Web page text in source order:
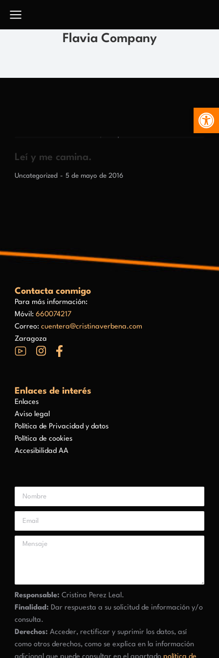
Flavia Company
Leí y me camina.
Uncategorized 5 de mayo de 2016
Contacta conmigo
Para más información:
Móvil: 660074217
Correo: cuentera@cristinaverbena.com
Zaragoza
Enlaces de interés
Enlaces
Aviso legal
Política de Privacidad y datos
Política de cookies
Accesibilidad AA
Responsable: Cristina Perez Leal.
Finalidad: Dar respuesta a su solicitud de información y/o
consulta.
Derechos: Acceder, rectificar y suprimir los datos, así
como otros derechos, como se explica en la información